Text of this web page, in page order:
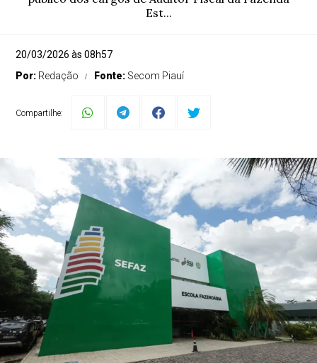
Est...
20/03/2026 às 08h57
Por: Redação Fonte: Secom Piauí
Compartilhe: